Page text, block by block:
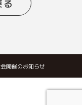
開催のお知らせ